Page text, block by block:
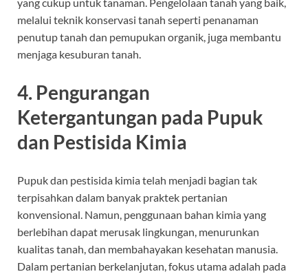
melalui teknik konservasi tanah seperti penanaman
penutup tanah dan pemupukan organik, juga membantu
menjaga kesuburan tanah.
4. Pengurangan
Ketergantungan pada Pupuk
dan Pestisida Kimia
Pupuk dan pestisida kimia telah menjadi bagian tak
terpisahkan dalam banyak praktek pertanian
konvensional. Namun, penggunaan bahan kimia yang
berlebihan dapat merusak lingkungan, menurunkan
kualitas tanah, dan membahayakan kesehatan manusia.
Dalam pertanian berkelanjutan, fokus utama adalah pada